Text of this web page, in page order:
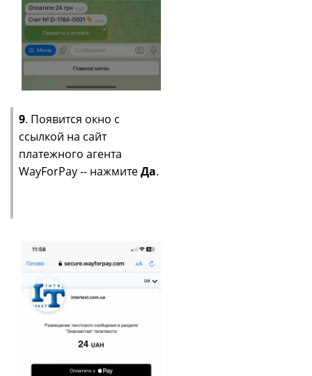
9. Появится окно с
ссылкой на сайт
платежного агента
WayForPay -- нажмитеДа.